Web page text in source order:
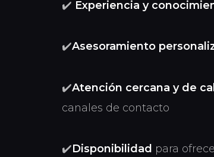
✔️ Experiencia y
✔️Asesoramiento
✔️Atención cercana y de
canales de contacto
✔️Disponibilidad para